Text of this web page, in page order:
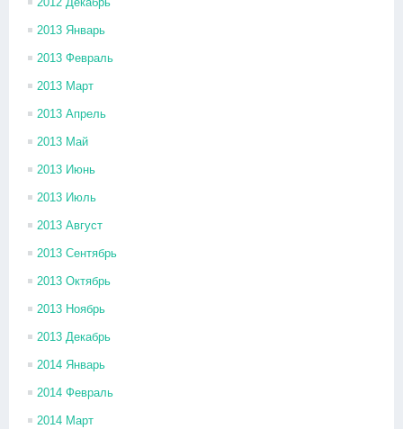
2013 Январь
2013 Февраль
2013 Март
2013 Апрель
2013 Май
2013 Июнь
2013 Июль
2013 Август
2013 Сентябрь
2013 Октябрь
2013 Ноябрь
2013 Декабрь
2014 Январь
2014 Февраль
2014 Март